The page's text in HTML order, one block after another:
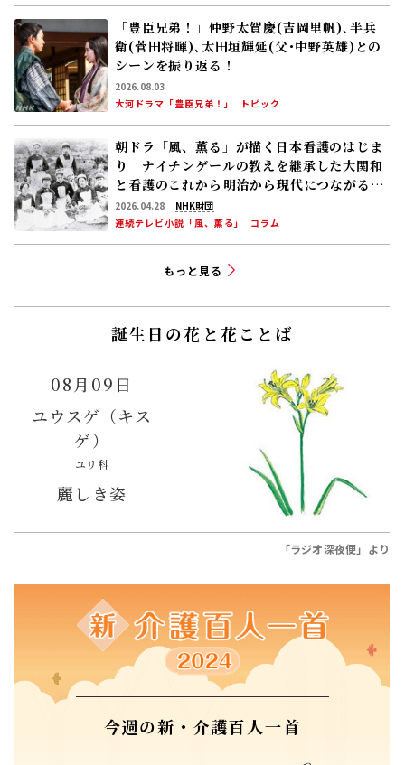
「豊臣兄弟！」仲野太賀――慶(吉岡里帆)､半兵
衛(菅田将暉)､太田垣輝延(父･中野英雄)との
シーンを振り返る！
2026.08.03
大河ドラマ「豊臣兄弟！」
トピック
朝ドラ「風、薫る」が描く日本看護のはじま
り ナイチンゲールの教えを継承した大関和
と看護のこれから――明治から現代につながる道
【後編】
2026.04.28
NHK財団
連続テレビ小説「風、薫る」
コラム
もっと見る
誕生日の花と花ことば
08月09日
ユウスゲ（キス
ゲ）
ユリ科
麗しき姿
「ラジオ深夜便」より
今週の新・介護百人一首